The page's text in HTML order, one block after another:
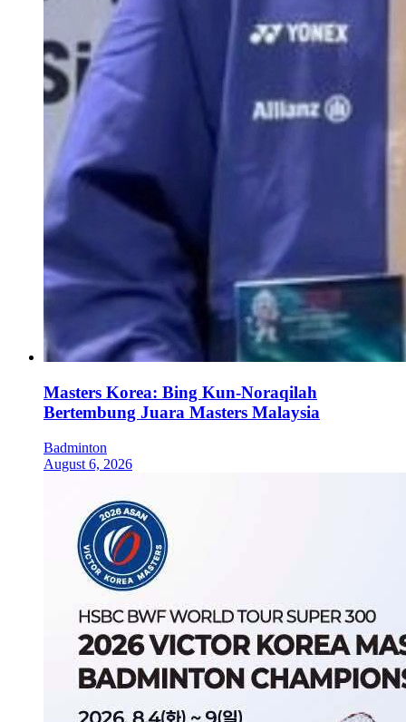
Masters Korea: Bing Kun-Noraqilah
Bertembung Juara Masters Malaysia
Badminton
August 6, 2026